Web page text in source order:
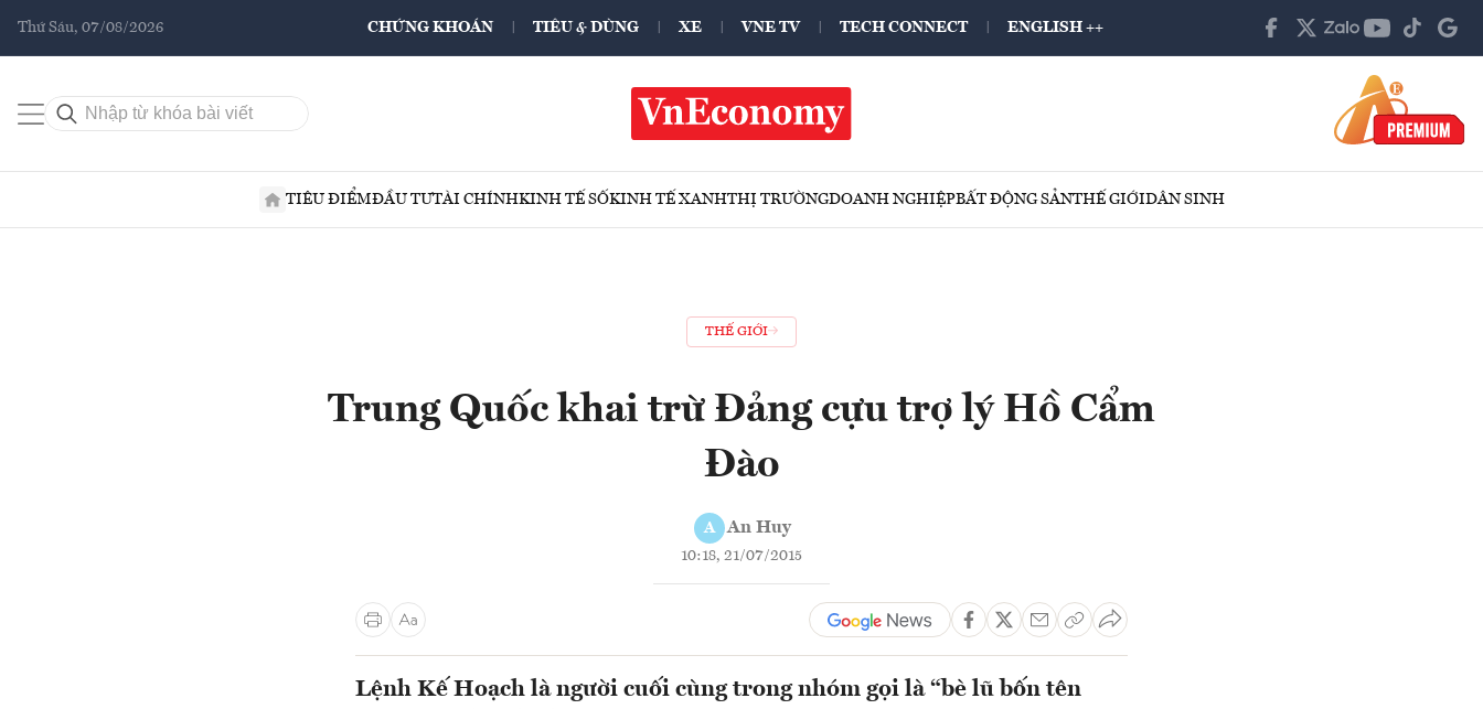
Thứ Sáu, 07/08/2026 CHỨNG KHOÁN TIÊU & DÙNG XE VNE TV TECH CONNECT ENGLISH ++
TIÊU ĐIỂMĐẦU TƯTÀI CHÍNHKINH TẾ SỐKINH TẾ XANHTHỊ TRƯỜNGDOANH NGHIỆPBẤT ĐỘNG SẢNTHẾ GIỚIDÂN SINH
THẾ GIỚI
Trung Quốc khai trừ Đảng cựu trợ lý Hồ Cẩm
Đào
A An Huy
10:18, 21/07/2015
Lệnh Kế Hoạch là người cuối cùng trong nhóm gọi là “bè lũ bốn tên